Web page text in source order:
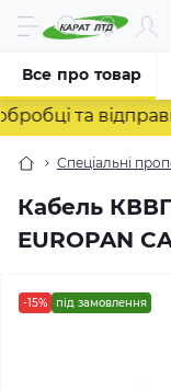
та
Спеціальні
Кабель
EUROPAN
Все про товар
-15% під замовлення